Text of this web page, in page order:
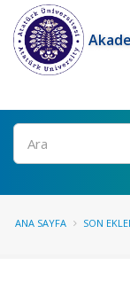
Ara
ANA SAYFA SON